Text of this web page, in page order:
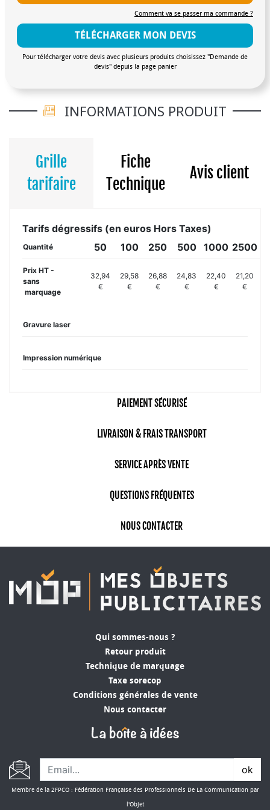
en terre cuite Format entier : Ø86 mm x H144 mm
Format du couvercle : Ø93 mm COLISAGE Format
carton : 20x10x10cm Poids total du produit : 480g
Livraison uniquement sur palette. DÉLAIS dès
validation du BAT • 50/100 ex : 2 semaines • 100/250
Comment va se passer ma commande ?
TÉLÉCHARGER MON DEVIS
Pour télécharger votre devis avec plusieurs produits choisissez "Demande de
devis" depuis la page panier
INFORMATIONS PRODUIT
Grille
tarifaire
Fiche
Technique
Avis client
Tarifs dégressifs (en euros Hors Taxes)
Quantité 50 100 250 500 1000 2500
Prix HT -
sans
marquage
32,94
€
29,58
€
26,88
€
24,83
€
22,40
€
21,20
€
Gravure laser
Impression numérique
PAIEMENT SÉCURISÉ
LIVRAISON & FRAIS TRANSPORT
SERVICE APRÈS VENTE
QUESTIONS FRÉQUENTES
NOUS CONTACTER
Qui sommes-nous ?
Retour produit
Technique de marquage
Taxe sorecop
Conditions générales de vente
Nous contacter
ok
Membre de la 2FPCO : Fédération Française des Professionnels De La Communication par
l'Objet